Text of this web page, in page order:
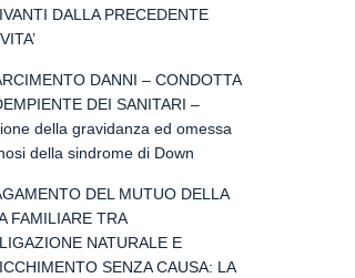
DALLA PRECEDENTE
DANNI – CONDOTTA
DEI SANITARI –
della gravidanza ed omessa
della sindrome di Down
DEL MUTUO DELLA
FAMILIARE TRA
NATURALE E
SENZA CAUSA: LA